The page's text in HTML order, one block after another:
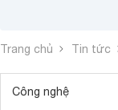
Trang chủ Tin tức
Công nghệ